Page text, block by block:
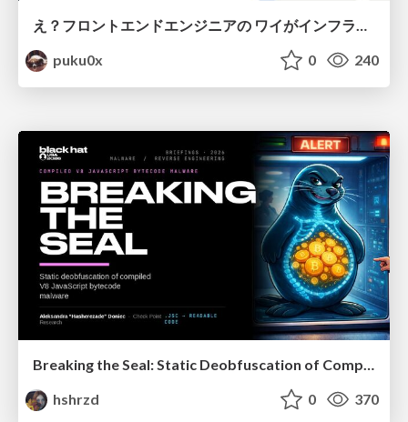
え？フロントエンドエンジニアの ワイがインフラも！？
puku0x
0 240
hshrzd
0 370